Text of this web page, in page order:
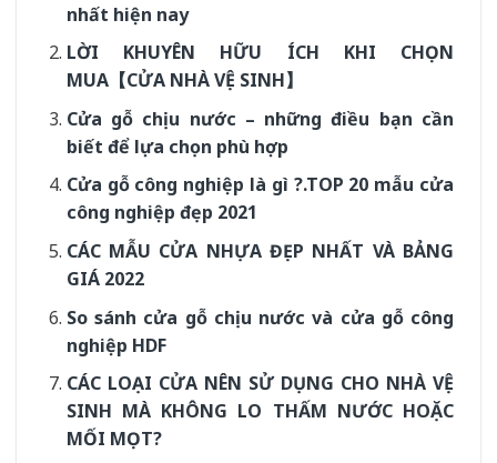
nhất hiện nay
LỜI KHUYÊN HỮU ÍCH KHI CHỌN
MUA【CỬA NHÀ VỆ SINH】
Cửa gỗ chịu nước – những điều bạn cần
biết để lựa chọn phù hợp
Cửa gỗ công nghiệp là gì ?.TOP 20 mẫu cửa
công nghiệp đẹp 2021
CÁC MẪU CỬA NHỰA ĐẸP NHẤT VÀ BẢNG
GIÁ 2022
So sánh cửa gỗ chịu nước và cửa gỗ công
nghiệp HDF
CÁC LOẠI CỬA NÊN SỬ DỤNG CHO NHÀ VỆ
SINH MÀ KHÔNG LO THẤM NƯỚC HOẶC
MỐI MỌT?